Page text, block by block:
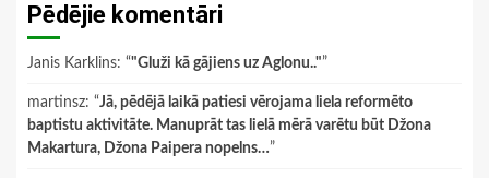
Pēdējie komentāri
Janis Karklins: “"Gluži kā gājiens uz Aglonu.."”
martinsz: “Jā, pēdējā laikā patiesi vērojama liela reformēto
baptistu aktivitāte. Manuprāt tas lielā mērā varētu būt Džona
Makartura, Džona Paipera nopelns…”